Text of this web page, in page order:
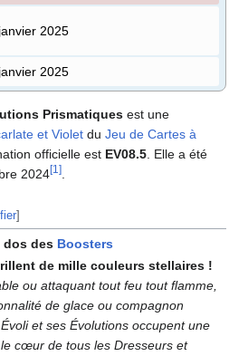
2025
2025
Prismatiques est une
et Violet du Jeu de Cartes à
officielle est EV08.5 . Elle a été
2024[1 ]
]
dos des Boosters
de mille couleurs stellaires !
ou attaquant tout feu tout flamme,
de glace ou compagnon
et ses Évolutions occupent une
cœur de tous les Dresseurs et